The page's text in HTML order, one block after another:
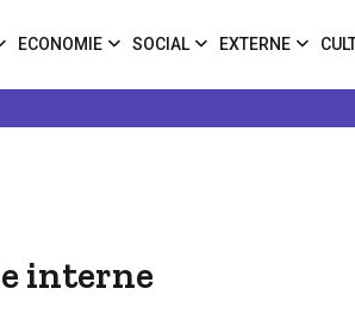
ECONOMIE SOCIAL EXTERNE
interne